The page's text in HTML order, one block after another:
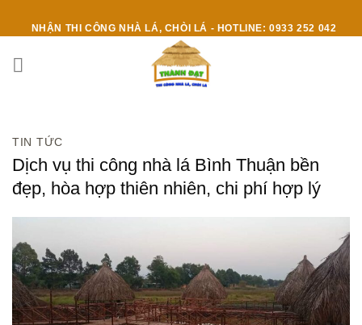
NHẬN THI CÔNG NHÀ LÁ, CHÒI LÁ - HOTLINE: 0933 252 042
TIN TỨC
Dịch vụ thi công nhà lá Bình Thuận bền
đẹp, hòa hợp thiên nhiên, chi phí hợp lý